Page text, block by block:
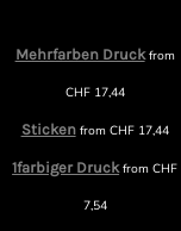
Mehrfarben Druckfrom
CHF17,44
Stickenfrom CHF17,44
1farbiger DruckfromCHF
7,54